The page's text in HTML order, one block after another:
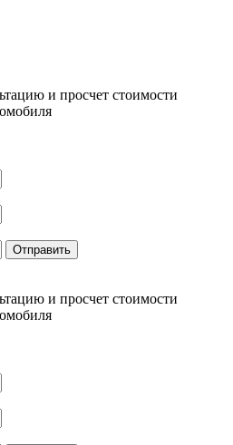
и просчет стоимости
Отправить
и просчет стоимости